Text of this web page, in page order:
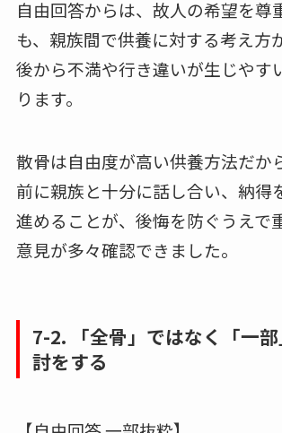
自由回答からは、故人の希望を尊
も、親族間で供養に対する考え方
後から不満や行き違いが生じやす
ります。
散骨は自由度が高い供養方法だか
前に親族と十分に話し合い、納得
進めることが、後悔を防ぐうえで
意見が多々確認できました。
7-2. 「全骨」ではなく「一
討をする